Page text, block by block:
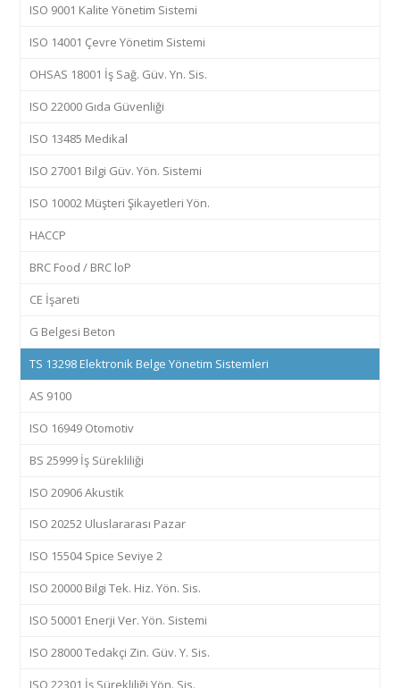
ISO 9001 Kalite Yönetim Sistemi
ISO 14001 Çevre Yönetim Sistemi
OHSAS 18001 İş Sağ. Güv. Yn. Sis.
ISO 22000 Gıda Güvenliği
ISO 13485 Medikal
ISO 27001 Bilgi Güv. Yön. Sistemi
ISO 10002 Müşteri Şikayetleri Yön.
HACCP
BRC Food / BRC loP
CE İşareti
G Belgesi Beton
TS 13298 Elektronik Belge Yönetim Sistemleri
AS 9100
ISO 16949 Otomotiv
BS 25999 İş Sürekliliği
ISO 20906 Akustik
ISO 20252 Uluslararası Pazar
ISO 15504 Spice Seviye 2
ISO 20000 Bilgi Tek. Hiz. Yön. Sis.
ISO 50001 Enerji Ver. Yön. Sistemi
ISO 28000 Tedakçi Zin. Güv. Y. Sis.
ISO 22301 İş Sürekliliği Yön. Sis.